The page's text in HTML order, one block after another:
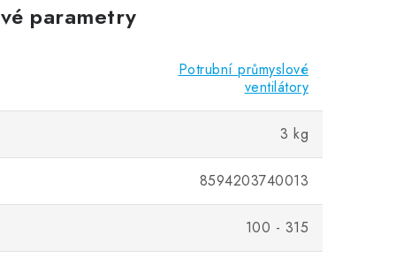
parametry
Potrubní průmyslové
ventilátory
3 kg
8594203740013
100 - 315